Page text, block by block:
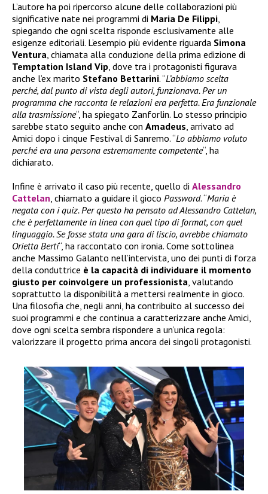
L’autore ha poi ripercorso alcune delle collaborazioni più
significative nate nei programmi di Maria De Filippi,
spiegando che ogni scelta risponde esclusivamente alle
esigenze editoriali. L’esempio più evidente riguarda Simona
Ventura, chiamata alla conduzione della prima edizione di
Temptation Island Vip, dove tra i protagonisti figurava
anche l’ex marito Stefano Bettarini. “L’abbiamo scelta
perché, dal punto di vista degli autori, funzionava. Per un
programma che racconta le relazioni era perfetta. Era funzionale
alla trasmissione“, ha spiegato Zanforlin. Lo stesso principio
sarebbe stato seguito anche con Amadeus, arrivato ad
Amici dopo i cinque Festival di Sanremo. “Lo abbiamo voluto
perché era una persona estremamente competente“, ha
dichiarato.
Infine è arrivato il caso più recente, quello di Alessandro
Cattelan, chiamato a guidare il gioco Password. “Maria è
negata con i quiz. Per questo ha pensato ad Alessandro Cattelan,
che è perfettamente in linea con quel tipo di format, con quel
linguaggio. Se fosse stata una gara di liscio, avrebbe chiamato
Orietta Berti“, ha raccontato con ironia. Come sottolinea
anche Massimo Galanto nell’intervista, uno dei punti di forza
della conduttrice è la capacità di individuare il momento
giusto per coinvolgere un professionista, valutando
soprattutto la disponibilità a mettersi realmente in gioco.
Una filosofia che, negli anni, ha contribuito al successo dei
suoi programmi e che continua a caratterizzare anche Amici,
dove ogni scelta sembra rispondere a un’unica regola:
valorizzare il progetto prima ancora dei singoli protagonisti.